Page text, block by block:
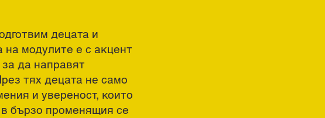
децата и
на модулите е с акцент
да направят
тях децата не само
и увереност, които
бързо променящия се